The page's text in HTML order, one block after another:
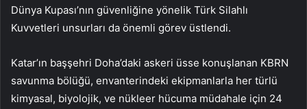
Dünya Kupası’nın güvenliğine yönelik Türk Silahlı
Kuvvetleri unsurları da önemli görev üstlendi.
Katar’ın başşehri Doha’daki askeri üsse konuşlanan KBRN
savunma bölüğü, envanterindeki ekipmanlarla her türlü
kimyasal, biyolojik, ve nükleer hücuma müdahale için 24